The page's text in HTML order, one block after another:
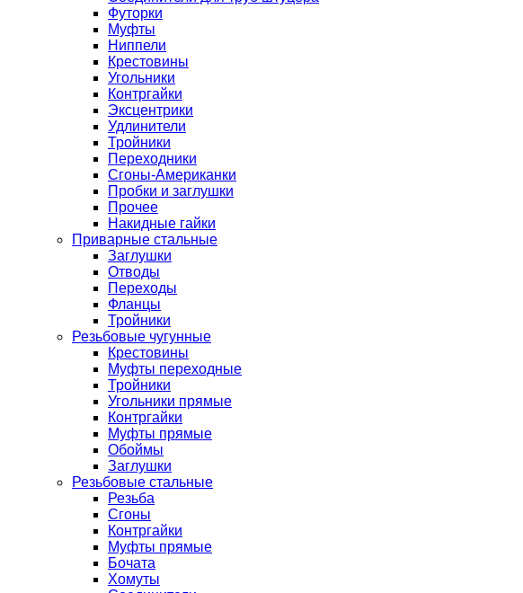
Футорки
Муфты
Ниппели
Крестовины
Угольники
Контргайки
Эксцентрики
Удлинители
Тройники
Переходники
Сгоны-Американки
Пробки и заглушки
Прочее
Накидные гайки
Приварные стальные
Заглушки
Отводы
Переходы
Фланцы
Тройники
Резьбовые чугунные
Крестовины
Муфты переходные
Тройники
Угольники прямые
Контргайки
Муфты прямые
Обоймы
Заглушки
Резьбовые стальные
Резьба
Сгоны
Контргайки
Муфты прямые
Бочата
Хомуты